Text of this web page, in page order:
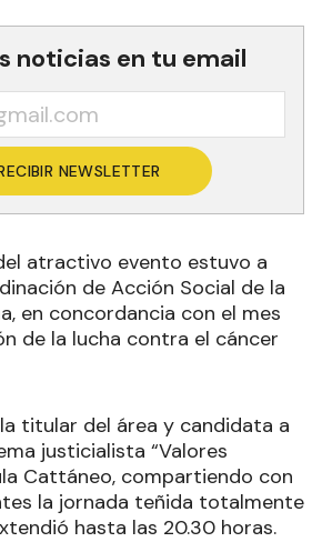
noticias en tu email
NEWSLETTER
atractivo evento estuvo a
de Acción Social de la
en concordancia con el mes
titular del área y candidata a
justicialista “Valores
Cattáneo, compartiendo con